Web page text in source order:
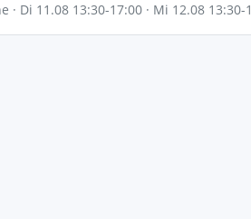
· Di 11.08 13:30-17:00 · Mi 12.08